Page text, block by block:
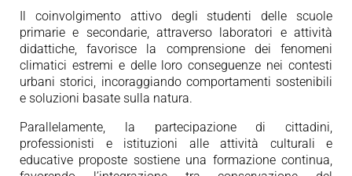
Il coinvolgimento attivo degli studenti delle scuole
primarie e secondarie, attraverso laboratori e attività
didattiche, favorisce la comprensione dei fenomeni
climatici estremi e delle loro conseguenze nei contesti
urbani storici, incoraggiando comportamenti sostenibili
e soluzioni basate sulla natura.
Parallelamente, la partecipazione di cittadini,
professionisti e istituzioni alle attività culturali e
educative proposte sostiene una formazione continua,